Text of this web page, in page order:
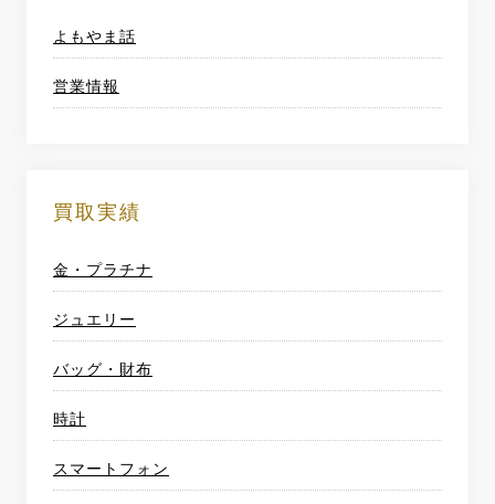
よもやま話
営業情報
買取実績
金・プラチナ
ジュエリー
バッグ・財布
時計
スマートフォン